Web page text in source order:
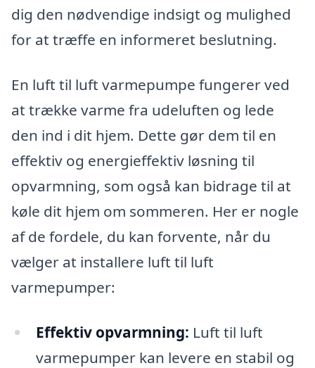
dig den nødvendige indsigt og mulighed
for at træffe en informeret beslutning.
En luft til luft varmepumpe fungerer ved
at trække varme fra udeluften og lede
den ind i dit hjem. Dette gør dem til en
effektiv og energieffektiv løsning til
opvarmning, som også kan bidrage til at
køle dit hjem om sommeren. Her er nogle
af de fordele, du kan forvente, når du
vælger at installere luft til luft
varmepumper:
Effektiv opvarmning: Luft til luft
varmepumper kan levere en stabil og